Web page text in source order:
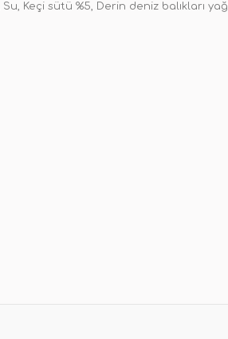
Keçi sütü %5, Derin deniz balıkları